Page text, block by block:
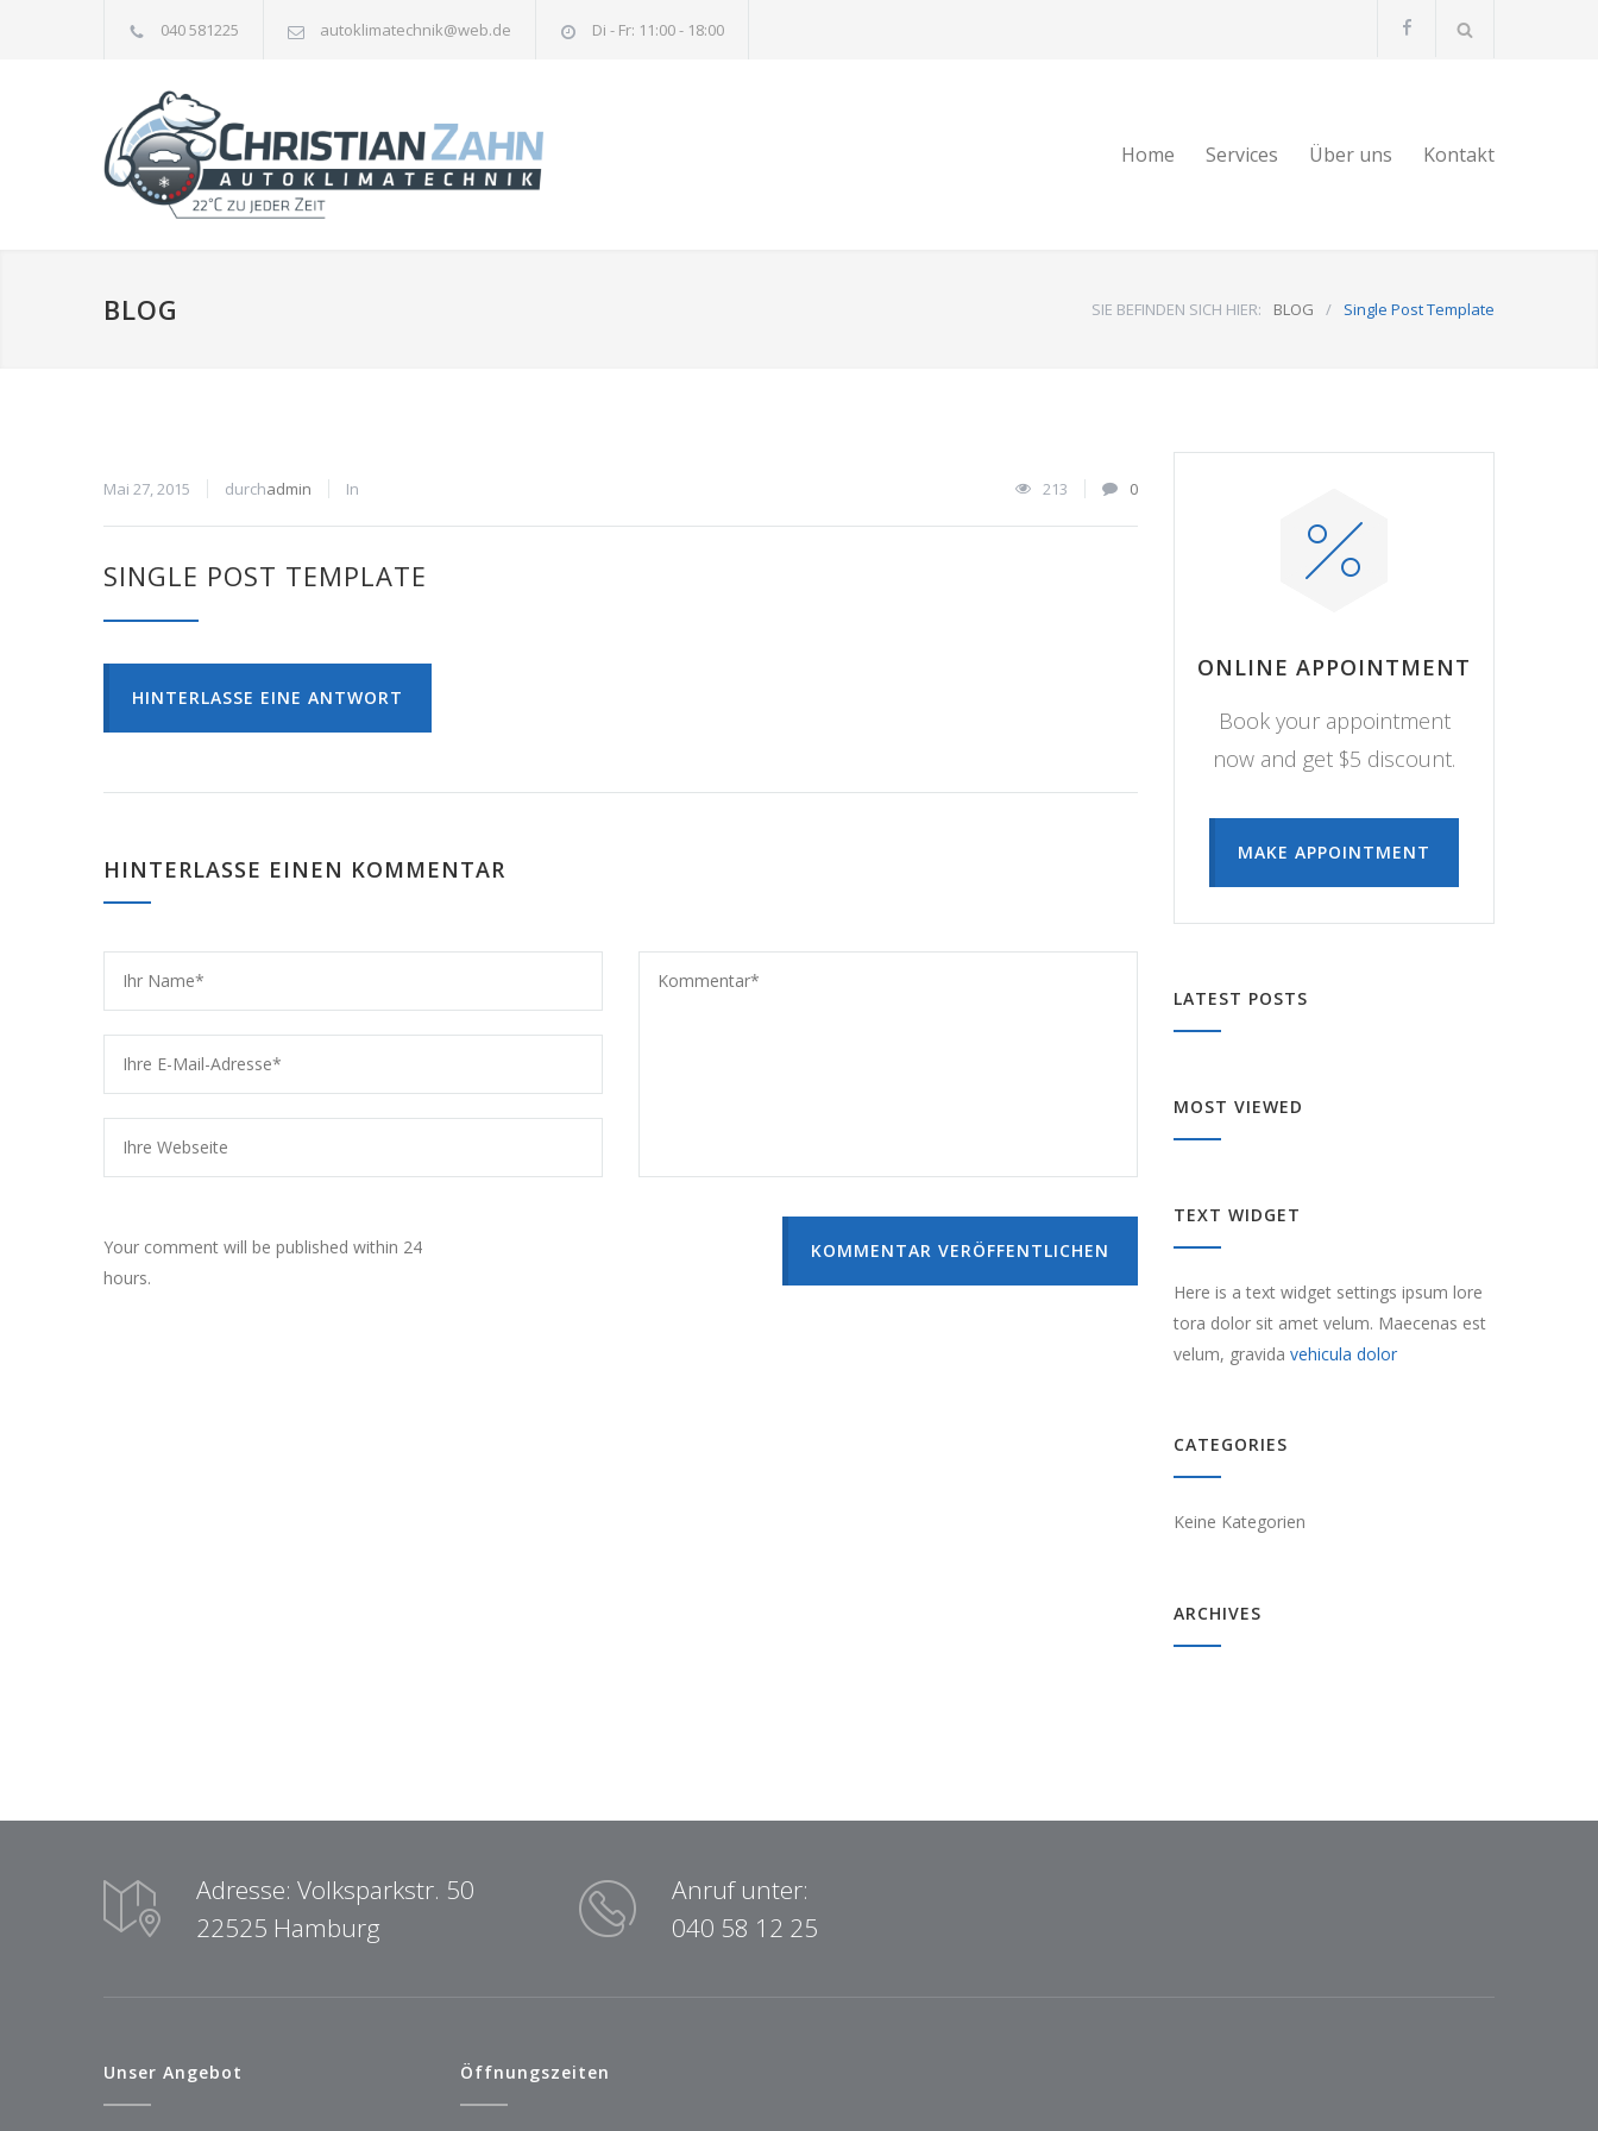
040 581225 autoklimatechnik@web.de Di - Fr: 11:00 - 18:00
Home Services Über uns Kontakt
BLOG SIE BEFINDEN SICH HIER: BLOG / Single Post Template
Mai 27, 2015 durchadmin In 213 0
SINGLE POST TEMPLATE
HINTERLASSE EINE ANTWORT
HINTERLASSE EINEN KOMMENTAR
Your comment will be published within 24
hours.
KOMMENTAR VERÖFFENTLICHEN
ONLINE APPOINTMENT
Book your appointment
now and get $5 discount.
MAKE APPOINTMENT
LATEST POSTS
MOST VIEWED
TEXT WIDGET
Here is a text widget settings ipsum lore
tora dolor sit amet velum. Maecenas est
velum, gravida vehicula dolor
CATEGORIES
Keine Kategorien
ARCHIVES
Adresse: Volksparkstr. 50
22525 Hamburg
Anruf unter:
040 58 12 25
Unser Angebot Öffnungszeiten